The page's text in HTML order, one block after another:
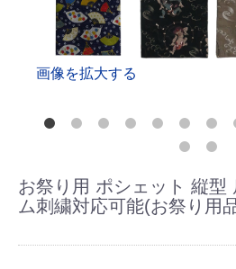
画像を拡大する
お祭り用 ポシェット 縦型
ム刺繍対応可能(お祭り用